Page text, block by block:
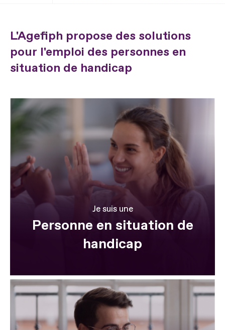
L'Agefiph propose des solutions
pour l'emploi des personnes en
situation de handicap
Je suis une
Personne en situation de
handicap